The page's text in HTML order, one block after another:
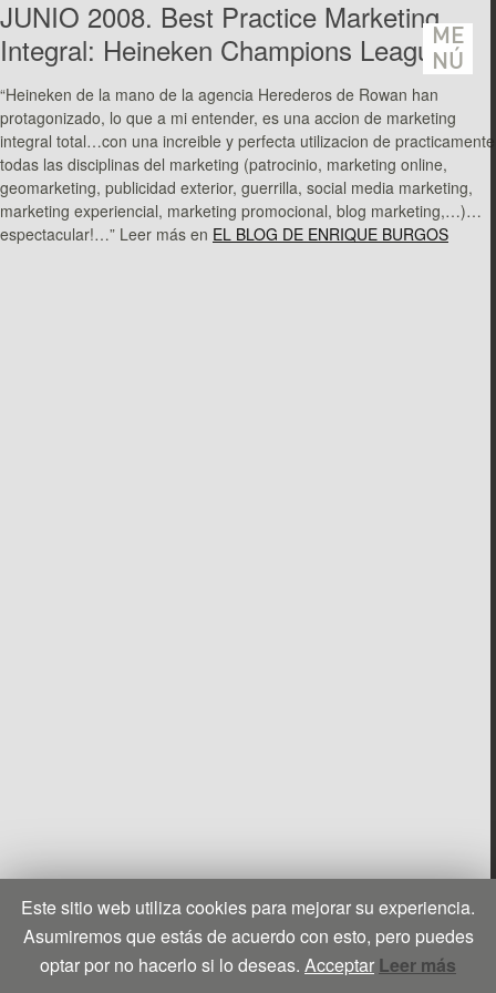
ME
NÚ
JUNIO 2008. Best Practice Marketing
Integral: Heineken Champions League
“Heineken de la mano de la agencia Herederos de Rowan han
protagonizado, lo que a mi entender, es una accion de marketing
integral total…con una increible y perfecta utilizacion de practicamente
todas las disciplinas del marketing (patrocinio, marketing online,
geomarketing, publicidad exterior, guerrilla, social media marketing,
marketing experiencial, marketing promocional, blog marketing,…)…
espectacular!…” Leer más en EL BLOG DE ENRIQUE BURGOS
Este sitio web utiliza cookies para mejorar su experiencia.
Asumiremos que estás de acuerdo con esto, pero puedes
optar por no hacerlo si lo deseas. Acceptar Leer más